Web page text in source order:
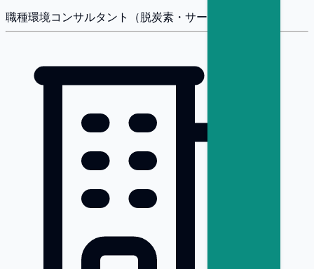
職種環境コンサルタント（脱炭素・サーキュラー）